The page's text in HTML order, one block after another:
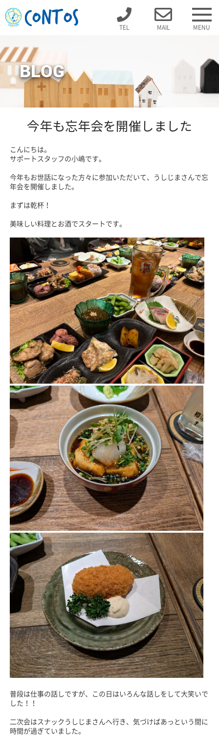
TEL MAIL MENU
BLOG
今年も忘年会を開催しました
こんにちは。
サポートスタッフの小嶋です。
今年もお世話になった方々に参加いただいて、うしじまさんで忘
年会を開催しました。
まずは乾杯！
美味しい料理とお酒でスタートです。
普段は仕事の話しですが、この日はいろんな話しをして大笑いで
した！！
二次会はスナックうしじまさんへ行き、気づけばあっという間に
時間が過ぎていました。